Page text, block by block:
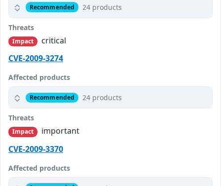
Recommended 24 products
Threats
Impact
critical
CVE-2009-3274
Affected products
Recommended 24 products
Threats
Impact
important
CVE-2009-3370
Affected products